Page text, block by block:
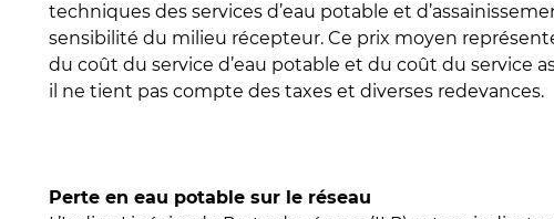
techniques des services d’eau potable et
sensibilité du milieu récepteur. Ce prix moyen
du coût du service d’eau potable et du coût du service
il ne tient pas compte des taxes et diverses redevances.
Perte en eau potable sur le réseau